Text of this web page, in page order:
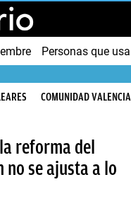
Personas que
COMUNIDAD
reforma del
no se ajusta a lo